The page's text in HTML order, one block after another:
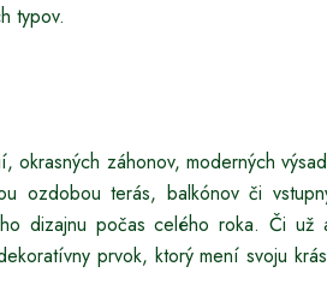
typov.
okrasných záhonov, moderných
ozdobou terás, balkónov či
dizajnu počas celého roka. Či už
prvok, ktorý mení svoju